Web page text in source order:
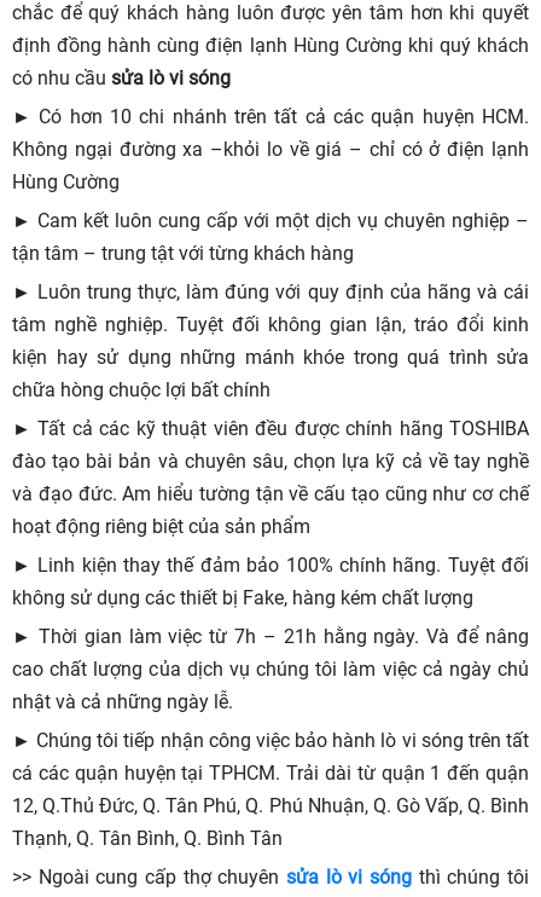
chắc để quý khách hàng luôn được yên tâm hơn khi quyết
định đồng hành cùng điện lạnh Hùng Cường khi quý khách
có nhu cầu sửa lò vi sóng
► Có hơn 10 chi nhánh trên tất cả các quận huyện HCM.
Không ngại đường xa –khỏi lo về giá – chỉ có ở điện lạnh
Hùng Cường
► Cam kết luôn cung cấp với một dịch vụ chuyên nghiệp –
tận tâm – trung tật với từng khách hàng
► Luôn trung thực, làm đúng với quy định của hãng và cái
tâm nghề nghiệp. Tuyệt đối không gian lận, tráo đổi kinh
kiện hay sử dụng những mánh khóe trong quá trình sửa
chữa hòng chuộc lợi bất chính
► Tất cả các kỹ thuật viên đều được chính hãng TOSHIBA
đào tạo bài bản và chuyên sâu, chọn lựa kỹ cả về tay nghề
và đạo đức. Am hiểu tường tận về cấu tạo cũng như cơ chế
hoạt động riêng biệt của sản phẩm
► Linh kiện thay thế đảm bảo 100% chính hãng. Tuyệt đối
không sử dụng các thiết bị Fake, hàng kém chất lượng
► Thời gian làm việc từ 7h – 21h hằng ngày. Và để nâng
cao chất lượng của dịch vụ chúng tôi làm việc cả ngày chủ
nhật và cả những ngày lễ.
► Chúng tôi tiếp nhận công việc bảo hành lò vi sóng trên tất
cá các quận huyện tại TPHCM. Trải dài từ quận 1 đến quận
12, Q.Thủ Đức, Q. Tân Phú, Q. Phú Nhuận, Q. Gò Vấp, Q. Bình
Thạnh, Q. Tân Bình, Q. Bình Tân
>> Ngoài cung cấp thợ chuyên sửa lò vi sóng thì chúng tôi